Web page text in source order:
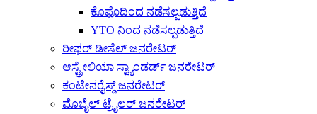
ಕೊಫೊದಿಂದ ನಡೆಸಲ್ಪಡುತ್ತಿದೆ
YTO ನಿಂದ ನಡೆಸಲ್ಪಡುತ್ತಿದೆ
ರೀಫರ್ ಡೀಸೆಲ್ ಜನರೇಟರ್
ಆಸ್ಟ್ರೇಲಿಯಾ ಸ್ಟ್ಯಾಂಡರ್ಡ್ ಜನರೇಟರ್
ಕಂಟೇನರೈಸ್ಡ್ ಜನರೇಟರ್
ಮೊಬೈಲ್ ಟ್ರೈಲರ್ ಜನರೇಟರ್